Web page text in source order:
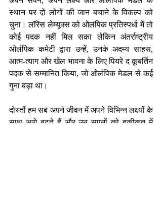
स्थान पर दो लोगों की जान बचाने के विकल्प को
चुना। लॉरेंस लेम्यूक्स को ओलंपिक प्रतिस्पर्धा में तो
कोई पदक नहीं मिल सका लेकिन अंतर्राष्ट्रीय
ओलंपिक कमेटी द्वारा उन्हें, उनके अदम्य साहस,
आत्म-त्याग और खेल भावना के लिए पियरे द कूबर्तिन
पदक से सम्मानित किया, जो ओलंपिक मेडल से कई
गुना बड़ा था।
दोस्तों हम सब अपने जीवन में अपने विभिन्न लक्ष्यों के
साथ आगे बढ़ते हैं और उन सपनों को हकीकत में